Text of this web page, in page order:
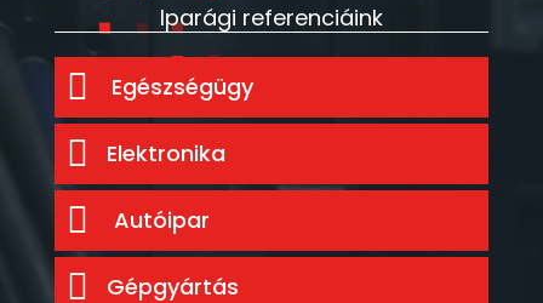
Iparági referenciáink
Egészségügy
Elektronika
Autóipar
Gépgyártás